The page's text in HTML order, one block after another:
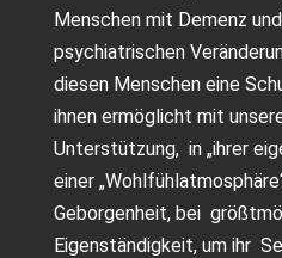
Menschen mit Demenz
psychiatrischen
diesen Menschen eine
ihnen ermöglicht mit
Unterstützung, in „ihrer
einer
Geborgenheit, bei
Eigenständigkeit, um ihr